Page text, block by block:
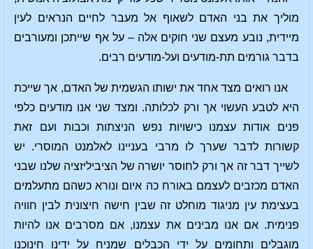
מוליך את בני האדם לשאוף אל מעבר לחיים הנראים לעין
מיידית, נובע מעצם שני חוקים אלה – על אף שייתכן ומעורבים
בדבר גורמים תת-מודעים ועל-מודעים רבים.
אנו רואים מצד אחד את ישותו הגשמית של האדם, אך שייכת
היא לטבע העשוי אך ורק לכלותה. ומצד שני אנו מודעים כלפי
פנים אודות עצמנו כישויות נפש הניצתות וכבות ועם זאת
קשורות לדבר שערך לו מרבי בעניינו לאלמנט המוסרי. יש
לשייך דבר זה אך ורק לחוסר יושרה של הציביליזציה שלנו שבני
האדם מכזבים לעצמם באורח כה איום ונורא כשהם מתעלמים
בעצימת עין מניגוד מוחלט זה שבין חישה חיצונית לבין חוויה
פנימית. אם אנו מבינים את עצמנו, אם מסרבים אנו להיות
מוגבלים ותחומים על ידי הכבלים שמניח על ידינו חינוכנו